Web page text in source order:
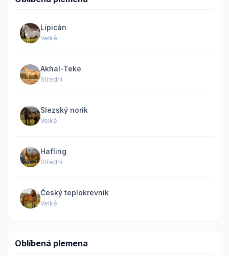
Lipicán
Velké
Akhal-Teke
Střední
Slezský norik
Velké
Hafling
Střední
Český teplokrevník
Velké
Oblíbená plemena